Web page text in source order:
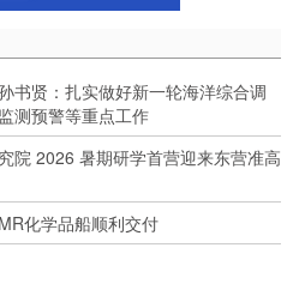
书贤：扎实做好新一轮海洋综合调
测预警等重点工作
院 2026 暑期研学首营迎来东营准高
化学品船顺利交付